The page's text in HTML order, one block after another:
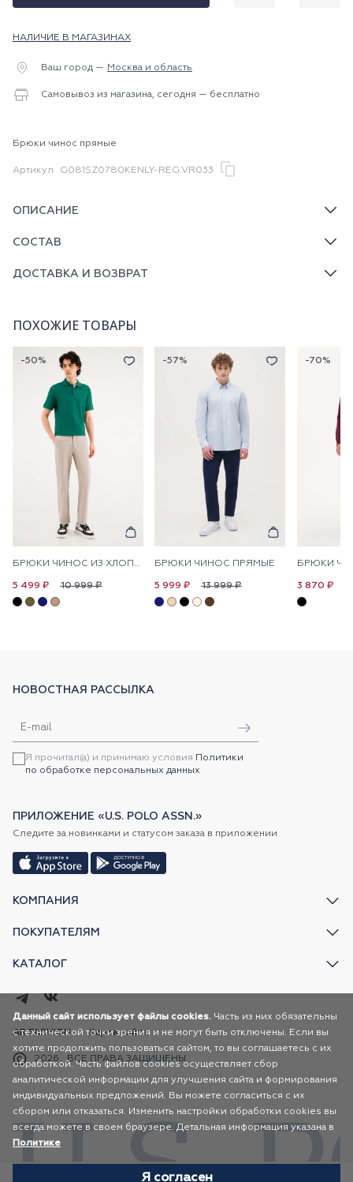
НАЛИЧИЕ В МАГАЗИНАХ
Ваш город — Москва и область
Самовывоз из магазина, сегодня — бесплатно
Брюки чинос прямые
Артикул G081SZ0780KENLY-REG.VR033
ОПИСАНИЕ
СОСТАВ
ДОСТАВКА И ВОЗВРАТ
ПОХОЖИЕ ТОВАРЫ
-50%
БРЮКИ ЧИНОС ИЗ ХЛОПКА ПРЯМЫЕ
10 999 ₽
5 499 ₽
-57%
БРЮКИ ЧИНОС ПРЯМЫЕ
13 999 ₽
5 999 ₽
-70%
БРЮКИ
3 870 ₽
КОМПАНИЯ
ПОКУПАТЕЛЯМ
КАТАЛОГ
НОВОСТНАЯ РАССЫЛКА
Я прочитал(а) и принимаю условия Политики
по обработке персональных данных
ПРИЛОЖЕНИЕ «U.S. POLO ASSN.»
Следите за новинками и статусом заказа в приложении
2026 ВСЕ ПРАВА ЗАЩИЩЕНЫ
AR FASHION Карта сайта
Данный сайт использует файлы cookies. Часть из них обязательны
с технической точки зрения и не могут быть отключены. Если вы
хотите продолжить пользоваться сайтом, то вы соглашаетесь с их
обработкой. Часть файлов cookies осуществляет сбор
аналитической информации для улучшения сайта и формирования
индивидуальных предложений. Вы можете согласиться с их
сбором или отказаться. Изменить настройки обработки cookies вы
всегда можете в своем браузере. Детальная информация указана в
Политике
Я согласен